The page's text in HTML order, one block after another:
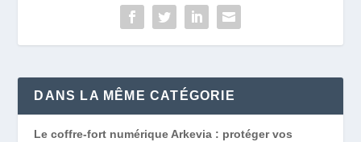
DANS LA MÊME CATÉGORIE
Le coffre-fort numérique Arkevia : protéger vos